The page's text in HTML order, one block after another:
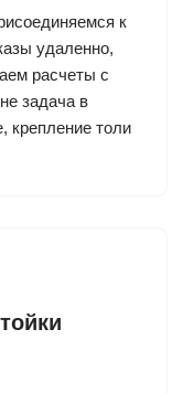
к
удаленно,
расчеты с
задача в
крепление толи